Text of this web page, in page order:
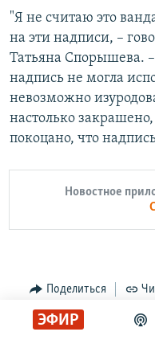
ЭФИР
"Я не считаю это
на эти надписи, –
Татьяна Спорышева.
надпись не могла
невозможно
настолько
покоцано, что
Новостное
Поделиться